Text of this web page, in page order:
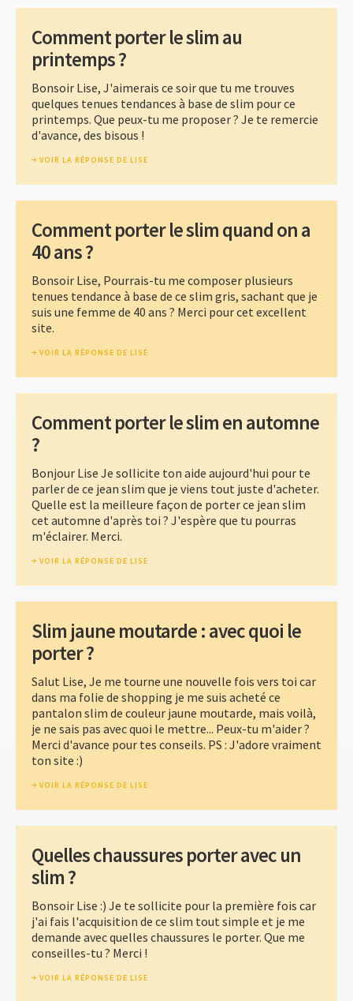
Comment porter le slim au
printemps ?
Bonsoir Lise, J'aimerais ce soir que tu me trouves
quelques tenues tendances à base de slim pour ce
printemps. Que peux-tu me proposer ? Je te remercie
d'avance, des bisous !
VOIR LA RÉPONSE DE LISE
Comment porter le slim quand on a
40 ans ?
Bonsoir Lise, Pourrais-tu me composer plusieurs
tenues tendance à base de ce slim gris, sachant que je
suis une femme de 40 ans ? Merci pour cet excellent
site.
VOIR LA RÉPONSE DE LISE
Comment porter le slim en automne
?
Bonjour Lise Je sollicite ton aide aujourd'hui pour te
parler de ce jean slim que je viens tout juste d'acheter.
Quelle est la meilleure façon de porter ce jean slim
cet automne d'après toi ? J'espère que tu pourras
m'éclairer. Merci.
VOIR LA RÉPONSE DE LISE
Slim jaune moutarde : avec quoi le
porter ?
Salut Lise, Je me tourne une nouvelle fois vers toi car
dans ma folie de shopping je me suis acheté ce
pantalon slim de couleur jaune moutarde, mais voilà,
je ne sais pas avec quoi le mettre... Peux-tu m'aider ?
Merci d'avance pour tes conseils. PS : J'adore vraiment
ton site :)
VOIR LA RÉPONSE DE LISE
Quelles chaussures porter avec un
slim ?
Bonsoir Lise :) Je te sollicite pour la première fois car
j'ai fais l'acquisition de ce slim tout simple et je me
demande avec quelles chaussures le porter. Que me
conseilles-tu ? Merci !
VOIR LA RÉPONSE DE LISE